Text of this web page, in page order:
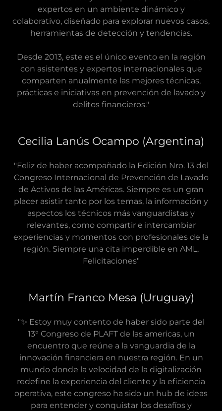
expertos en un ambiente dinámico y
colaborativo, diseñado para explorar nuevos casos,
herramientas de detección y tendencias.
Desde 2013, este es el único evento en la región
con asistentes y expertos internacionales que
comparten anualmente las mejores técnicas,
prácticas e iniciativas en prevención de lavado y
delitos financieros."
Cecilia Lanús Ocampo (Argentina)
"Feliz de haber acompañado la Edición Nro. 13 del
Congreso Internacional de Prevención de Lavado
de Activos de las Américas. Siempre es un gran
placer asistir tanto por los temas, la información y
aspectos los técnicos más vanguardistas y
relevantes, como compartir e intercambiar
experiencias y momentos con profesionales de la
región. Siempre una cita imperdible en AML,
Felicitaciones"
Martín Franco Mesa (Uruguay)
"✨ Estoy muy contento de haber sido parte del
13° Congreso de PLAFT de las americas, un
encuentro que reúne a la vanguardia de la
innovación financiera en nuestra región. En un
mundo donde la velocidad de la digitalización
redefine la experiencia del cliente y la eficiencia
operativa, este congreso ha sido un hub de ideas
para entender y conquistar los desafíos y